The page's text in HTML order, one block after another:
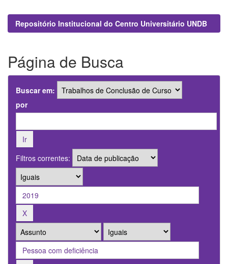
Repositório Institucional do Centro Universitário UNDB
Página de Busca
Buscar em:
por
Filtros correntes: